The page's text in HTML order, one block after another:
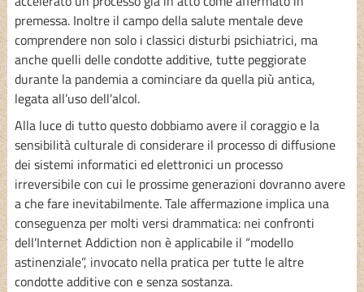
premessa. Inoltre il campo della salute mentale deve
comprendere non solo i classici disturbi psichiatrici, ma
anche quelli delle condotte additive, tutte peggiorate
durante la pandemia a cominciare da quella più antica,
legata all’uso dell’alcol.
Alla luce di tutto questo dobbiamo avere il coraggio e la
sensibilità culturale di considerare il processo di diffusione
dei sistemi informatici ed elettronici un processo
irreversibile con cui le prossime generazioni dovranno avere
a che fare inevitabilmente. Tale affermazione implica una
conseguenza per molti versi drammatica: nei confronti
dell’Internet Addiction non è applicabile il “modello
astinenziale”, invocato nella pratica per tutte le altre
condotte additive con e senza sostanza.